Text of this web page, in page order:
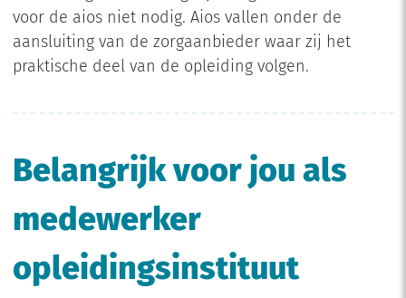
voor de aios niet nodig. Aios vallen onder de
aansluiting van de zorgaanbieder waar zij het
praktische deel van de opleiding volgen.
Belangrijk voor jou als
medewerker
opleidingsinstituut